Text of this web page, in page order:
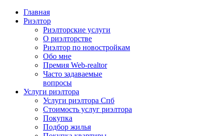
Главная
Риэлтор
Риэлторские услуги
О риэлторстве
Риэлтор по новостройкам
Обо мне
Премия Web-realtor
Часто задаваемые
вопросы
Услуги риэлтора
Услуги риэлтора Спб
Стоимость услуг риэлтора
Покупка
Подбор жилья